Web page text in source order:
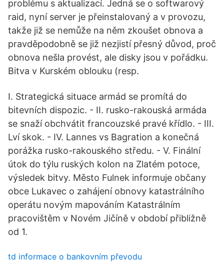
problému s aktualizací. Jedná se o softwarový
raid, nyní server je přeinstalovaný a v provozu,
takže již se nemůže na něm zkoušet obnova a
pravděpodobně se již nezjistí přesný důvod, proč
obnova nešla provést, ale disky jsou v pořádku.
Bitva v Kurském oblouku (resp.
I. Strategická situace armád se promítá do
bitevních dispozic. - II. rusko-rakouská armáda
se snaží obchvátit francouzské pravé křídlo. - III.
Lví skok. - IV. Lannes vs Bagration a konečná
porážka rusko-rakouského středu. - V. Finální
útok do týlu ruských kolon na Zlatém potoce,
výsledek bitvy. Město Fulnek informuje občany
obce Lukavec o zahájení obnovy katastrálního
operátu novým mapováním Katastrálním
pracovištěm v Novém Jičíně v období přibližně
od 1.
td informace o bankovním převodu